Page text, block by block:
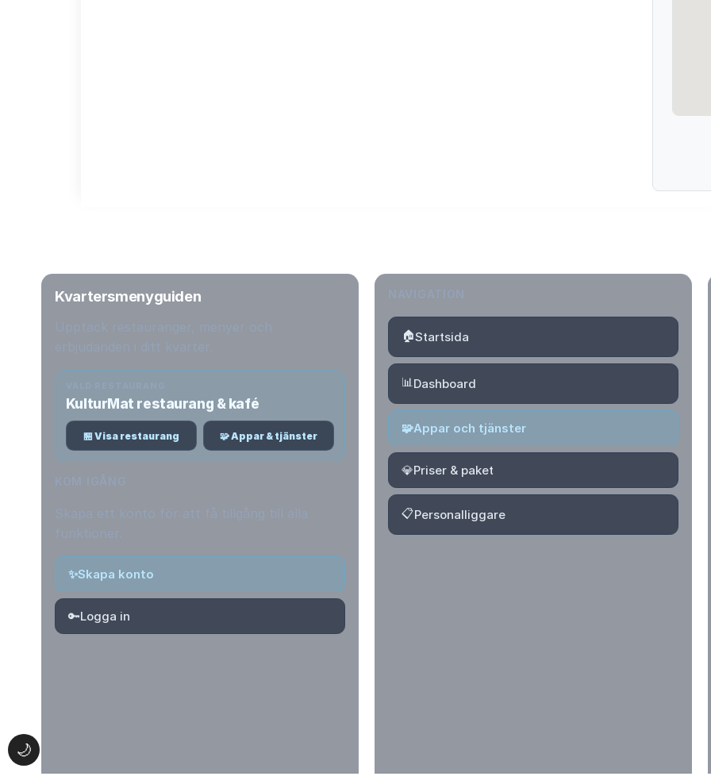
🌙
Kvartersmenyguiden
KulturMat restaurang & kafé
🏪 Visa restaurang 🧩 Appar & tjänster
✨Skapa konto
🔑Logga in
🏠Startsida
📊Dashboard
🧩Appar och tjänster
💎Priser & paket
📋Personalliggare